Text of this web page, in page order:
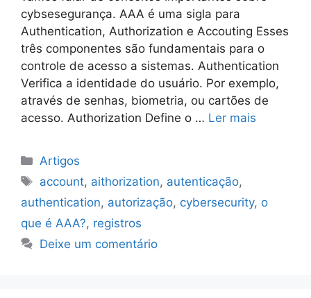
cybsesegurança. AAA é uma sigla para
Authentication, Authorization e Accouting Esses
três componentes são fundamentais para o
controle de acesso a sistemas. Authentication
Verifica a identidade do usuário. Por exemplo,
através de senhas, biometria, ou cartões de
acesso. Authorization Define o … Ler mais
Categorias
Artigos
Tags
account, aithorization, autenticação,
authentication, autorização, cybersecurity, o
que é AAA?, registros
Deixe um comentário